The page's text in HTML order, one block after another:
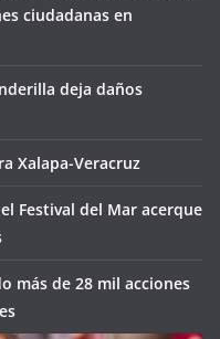
ciudadanas en
deja daños
Xalapa-Veracruz
Festival del Mar acerque
más de 28 mil acciones